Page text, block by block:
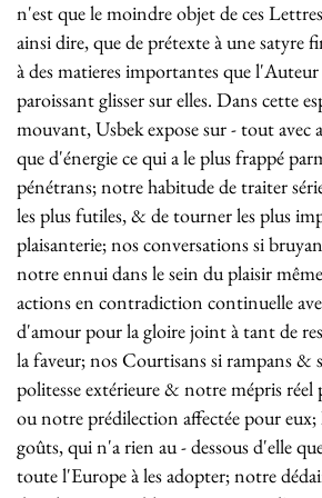
n'est que le moindre objet de ces
ainsi dire, que de prétexte à une satyre
à des matieres importantes que
paroissant glisser sur elles. Dans cette
mouvant, Usbek expose sur - tout avec
que d'énergie ce qui a le plus frappé
pénétrans; notre habitude de traiter
les plus futiles, & de tourner les plus
plaisanterie; nos conversations si
notre ennui dans le sein du plaisir
actions en contradiction continuelle
d'amour pour la gloire joint à tant de
la faveur; nos Courtisans si rampans &
politesse extérieure & notre mépris réel
ou notre prédilection affectée pour eux;
goûts, qui n'a rien au - dessous d'elle
toute l'Europe à les adopter; notre